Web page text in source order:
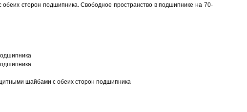
обеих сторон подшипника. Свободное пространство в подшипнике на 70-
шайбами с обеих сторон подшипника